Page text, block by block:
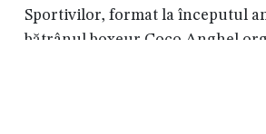
Sportivilor, format la începutul
bătrânul boxeur Coco Anghel